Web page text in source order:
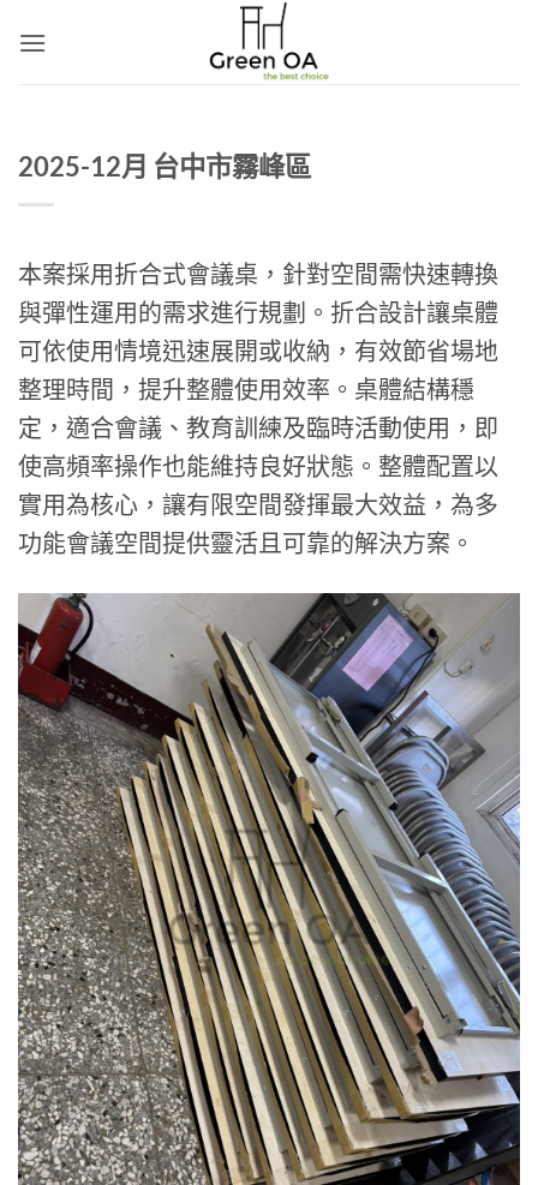
2025-12月 台中市霧峰區
本案採用折合式會議桌，針對空間需快速轉換
與彈性運用的需求進行規劃。折合設計讓桌體
可依使用情境迅速展開或收納，有效節省場地
整理時間，提升整體使用效率。桌體結構穩
定，適合會議、教育訓練及臨時活動使用，即
使高頻率操作也能維持良好狀態。整體配置以
實用為核心，讓有限空間發揮最大效益，為多
功能會議空間提供靈活且可靠的解決方案。